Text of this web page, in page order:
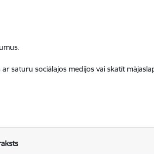
saturu sociālajos medijos vai skatīt